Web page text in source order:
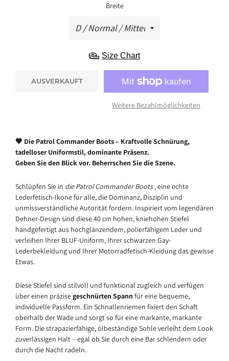
Breite
Size Chart
AUSVERKAUFT
Weitere Bezahlmöglichkeiten
🖤 ​​Die Patrol Commander Boots – Kraftvolle Schnürung,
tadelloser Uniformstil, dominante Präsenz.
Geben Sie den Blick vor. Beherrschen Sie die Szene.
Schlüpfen Sie in die Patrol Commander Boots, eine echte
Lederfetisch-Ikone für alle, die Dominanz, Disziplin und
unmissverständliche Autorität fordern. Inspiriert vom legendären
Dehner-Design sind diese 40 cm hohen, kniehohen Stiefel
handgefertigt aus hochglänzendem, polierfähigem Leder und
verleihen Ihrer BLUF-Uniform, Ihrer schwarzen Gay-
Lederbekleidung und Ihrer Motorradfetisch-Kleidung das gewisse
Etwas.
Diese Stiefel sind stilvoll und funktional zugleich und verfügen
über einen präzisegeschnürten Spann für eine bequeme,
individuelle Passform. Ein Schnallenriemen fixiert den Schaft
oberhalb der Wade und sorgt so für eine markante, markante
Form. Die strapazierfähige, ölbeständige Sohle verleiht dem Look
zuverlässigen Halt – egal ob Sie durch eine Bar schlendern oder
durch die Nacht radeln.